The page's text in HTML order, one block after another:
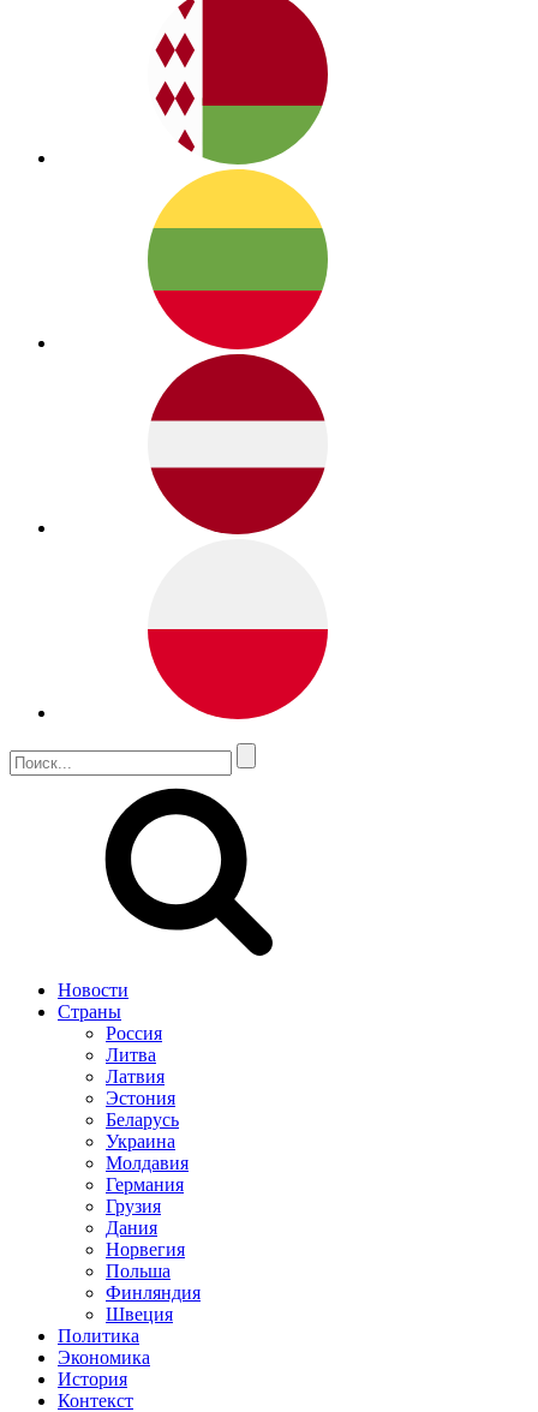
Новости
Страны
Россия
Литва
Латвия
Эстония
Беларусь
Украина
Молдавия
Германия
Грузия
Дания
Норвегия
Польша
Финляндия
Швеция
Политика
Экономика
История
Контекст